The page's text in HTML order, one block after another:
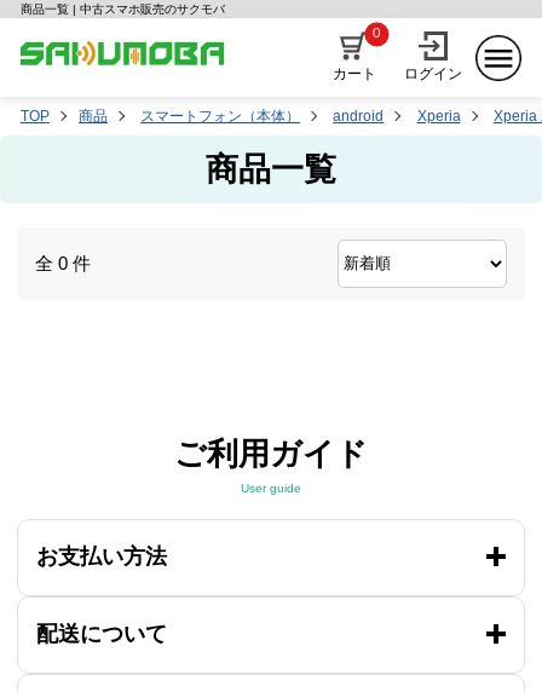
商品一覧 | 中古スマホ販売のサクモバ
カート
0
ログイン
TOP 商品 スマートフォン（本体） android Xperia Xperia
商品一覧
全 0 件
ご利用ガイド
User guide
お支払い方法
配送について